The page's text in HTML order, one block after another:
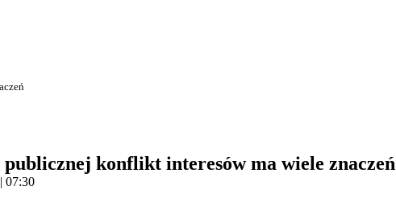
konflikt interesów ma wiele znaczeń
07:30